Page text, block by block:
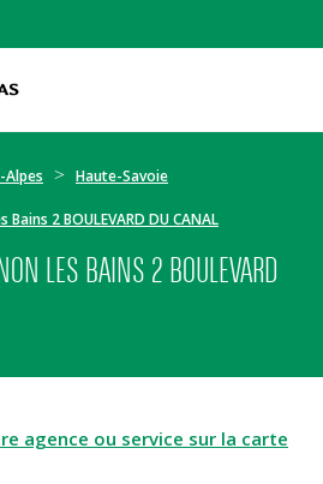
Alpes
Haute-Savoie
2 BOULEVARD DU CANAL
LES BAINS 2 BOULEVARD
agence ou service sur la carte